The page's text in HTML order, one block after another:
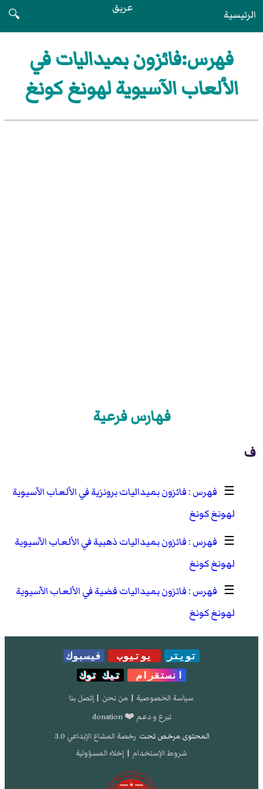
الرئيسية عريق
🔍
فهرس:فائزون بميداليات في
الألعاب الآسيوية لهونغ كونغ
فهارس فرعية
ف
☰
فائزون بميداليات برونزية في الألعاب الآسيوية
لهونغ كونغ
☰
فائزون بميداليات ذهبية في الألعاب الآسيوية
لهونغ كونغ
☰
فائزون بميداليات فضية في الألعاب الآسيوية
لهونغ كونغ
تويتر يوتيوب
فيسبوك
انستقرام
تيك توك
سياسة الخصوصية | من نحن | إتصل بنا
تبرع و دعم ❤️ donation
المحتوى مرخص تحت رخصة المشاع الإبداعي 3.0
شروط الإستخدام | إخلاء المسؤولية